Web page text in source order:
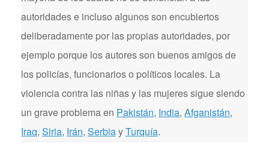
autoridades e incluso algunos son encubiertos
deliberadamente por las propias autoridades, por
ejemplo porque los autores son buenos amigos de
los policías, funcionarios o políticos locales. La
violencia contra las niñas y las mujeres sigue siendo
un grave problema en Pakistán, India, Afganistán,
Iraq, Siria, Irán, SerbiayTurquía.